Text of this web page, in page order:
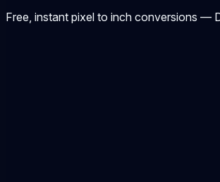
Free, instant pixel to inch conversions —